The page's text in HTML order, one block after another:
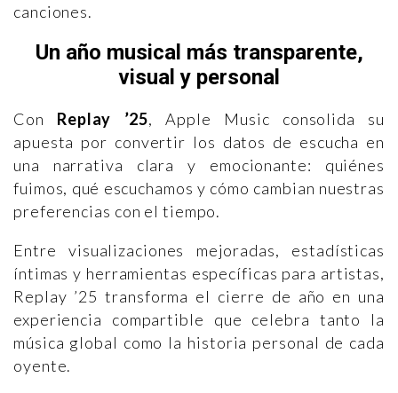
canciones.
Un año musical más transparente,
visual y personal
Con Replay ’25, Apple Music consolida su
apuesta por convertir los datos de escucha en
una narrativa clara y emocionante: quiénes
fuimos, qué escuchamos y cómo cambian nuestras
preferencias con el tiempo.
Entre visualizaciones mejoradas, estadísticas
íntimas y herramientas específicas para artistas,
Replay ’25 transforma el cierre de año en una
experiencia compartible que celebra tanto la
música global como la historia personal de cada
oyente.